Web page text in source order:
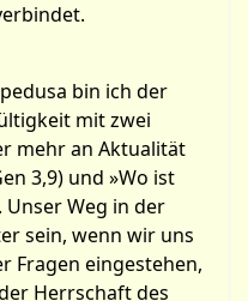
bin ich der
mit zwei
mehr an Aktualität
3,9) und »Wo ist
Unser Weg in der
sein, wenn wir uns
Fragen eingestehen,
Herrschaft des